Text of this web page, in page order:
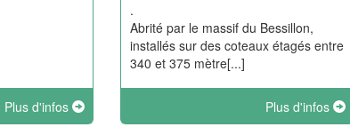
Plus d'infos
.
Abrité par le massif du Bessillon,
installés sur des coteaux étagés entre
340 et 375 mètre[...]
Plus d'infos